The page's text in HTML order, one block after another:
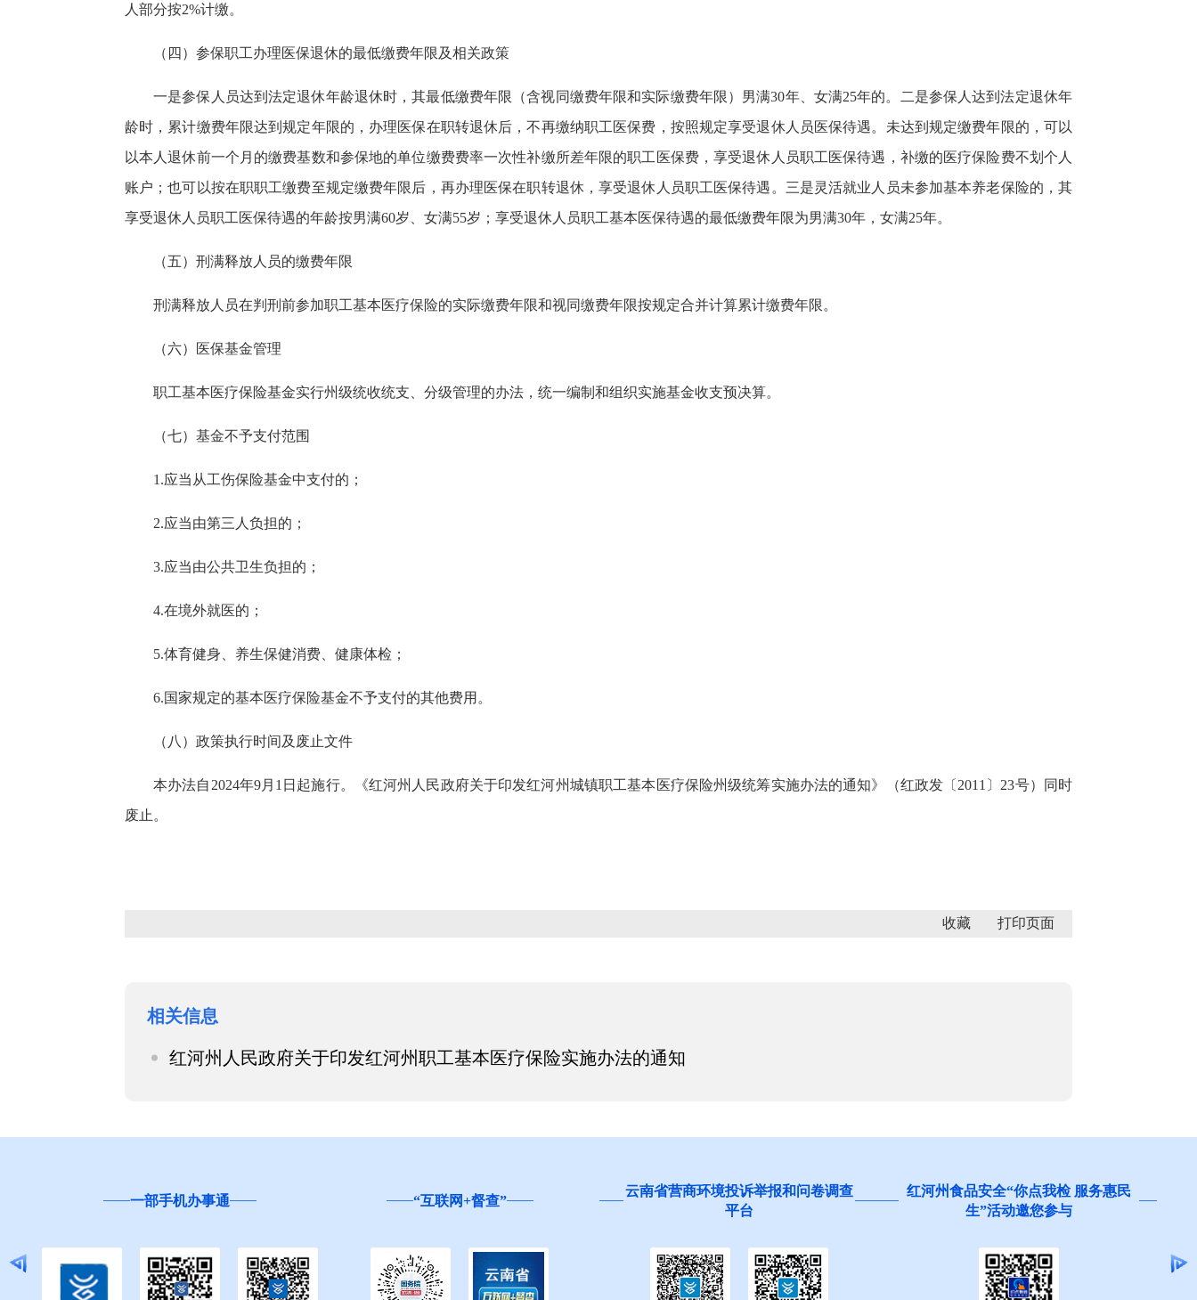
人部分按2%计缴。
（四）参保职工办理医保退休的最低缴费年限及相关政策
一是参保人员达到法定退休年龄退休时，其最低缴费年限（含视同缴费年限和实际缴费年限）男满30年、女满25年的。二是参保人达到法定退休年
龄时，累计缴费年限达到规定年限的，办理医保在职转退休后，不再缴纳职工医保费，按照规定享受退休人员医保待遇。未达到规定缴费年限的，可以
以本人退休前一个月的缴费基数和参保地的单位缴费费率一次性补缴所差年限的职工医保费，享受退休人员职工医保待遇，补缴的医疗保险费不划个人
账户；也可以按在职职工缴费至规定缴费年限后，再办理医保在职转退休，享受退休人员职工医保待遇。三是灵活就业人员未参加基本养老保险的，其
享受退休人员职工医保待遇的年龄按男满60岁、女满55岁；享受退休人员职工基本医保待遇的最低缴费年限为男满30年，女满25年。
（五）刑满释放人员的缴费年限
刑满释放人员在判刑前参加职工基本医疗保险的实际缴费年限和视同缴费年限按规定合并计算累计缴费年限。
（六）医保基金管理
职工基本医疗保险基金实行州级统收统支、分级管理的办法，统一编制和组织实施基金收支预决算。
（七）基金不予支付范围
1.应当从工伤保险基金中支付的；
2.应当由第三人负担的；
3.应当由公共卫生负担的；
4.在境外就医的；
5.体育健身、养生保健消费、健康体检；
6.国家规定的基本医疗保险基金不予支付的其他费用。
（八）政策执行时间及废止文件
本办法自2024年9月1日起施行。《红河州人民政府关于印发红河州城镇职工基本医疗保险州级统筹实施办法的通知》（红政发〔2011〕23号）同时
废止。
收藏
相关信息
红河州人民政府关于印发红河州职工基本医疗保险实施办法的通知
云南省营商环境投诉举报和问卷调查
红河州食品安全“你点我检 服务惠民
阻碍民营经济发展壮大